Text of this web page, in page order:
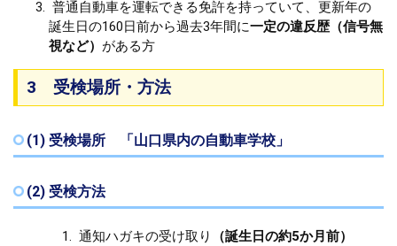
普通自動車を運転できる免許を持っていて、更新年の
誕生日の160日前から過去3年間に一定の違反歴（信号無
視など） がある方
3 受検場所・方法
(1) 受検場所 「山口県内の自動車学校」
(2) 受検方法
通知ハガキの受け取り
（誕生日の約5か月前）